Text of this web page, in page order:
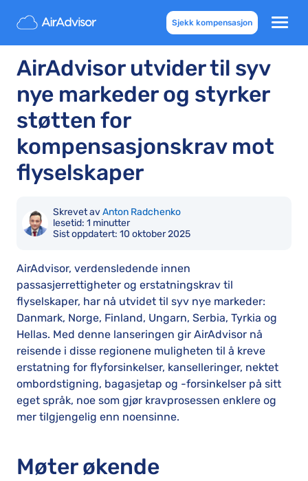
Sjekk kompensasjon
AirAdvisor utvider til syv
nye markeder og styrker
støtten for
kompensasjonskrav mot
flyselskaper
Skrevet avAnton Radchenko
lesetid: 1 minutter
Sist oppdatert: 10 oktober 2025
AirAdvisor, verdensledende innen
passasjerrettigheter og erstatningskrav til
flyselskaper, har nå utvidet til syv nye markeder:
Danmark, Norge, Finland, Ungarn, Serbia, Tyrkia og
Hellas. Med denne lanseringen gir AirAdvisor nå
reisende i disse regionene muligheten til å kreve
erstatning for flyforsinkelser, kanselleringer, nektet
ombordstigning, bagasjetap og -forsinkelser på sitt
eget språk, noe som gjør kravprosessen enklere og
mer tilgjengelig enn noensinne.
Møter økende